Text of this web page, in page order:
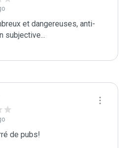
et dangereuses, anti-
subjective...
de pubs!